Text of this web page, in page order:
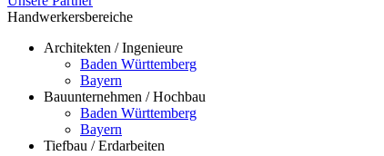
Handwerkersbereiche
Architekten / Ingenieure
Baden Württemberg
Bayern
Bauunternehmen / Hochbau
Baden Württemberg
Bayern
Tiefbau / Erdarbeiten